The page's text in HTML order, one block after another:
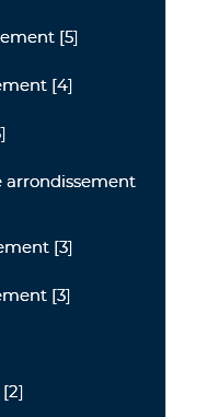
[5]
[4]
arrondissement
[3]
[3]
[2]